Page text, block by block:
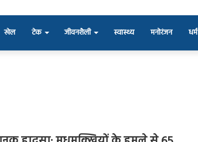
खेल टेक जीवनशैली स्वास्थ्य मनोरंजन धर्म